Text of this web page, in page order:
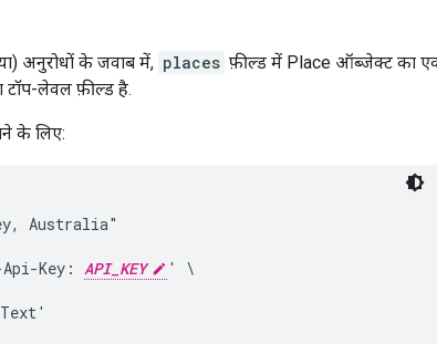
अनुरोधों के जवाब में, places फ़ील्ड में Place ऑब्जेक्ट का
टॉप-लेवल फ़ील्ड है.
के लिए:
Australia"
Key: API_KEY